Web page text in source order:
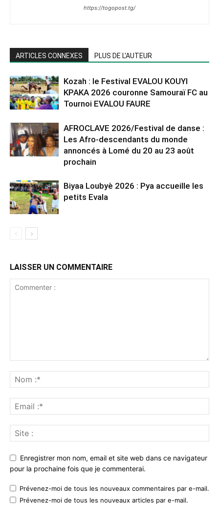
https://togopost.tg/
ARTICLES CONNEXES PLUS DE L'AUTEUR
Kozah : le Festival EVALOU KOUYI
KPAKA 2026 couronne Samouraï FC au
Tournoi EVALOU FAURE
AFROCLAVE 2026/Festival de danse :
Les Afro-descendants du monde
annoncés à Lomé du 20 au 23 août
prochain
Biyaa Loubyè 2026 : Pya accueille les
petits Evala
LAISSER UN COMMENTAIRE
Enregistrer mon nom, email et site web dans ce navigateur
pour la prochaine fois que je commenterai.
Prévenez-moi de tous les nouveaux commentaires par e-mail.
Prévenez-moi de tous les nouveaux articles par e-mail.